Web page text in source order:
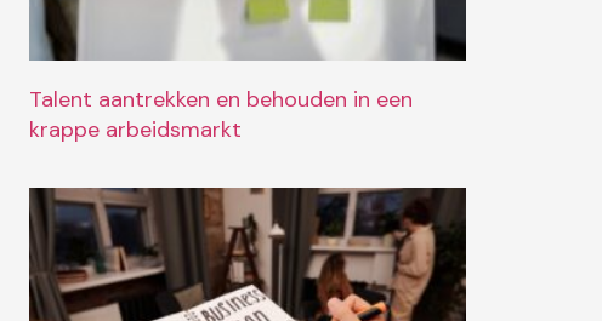
Talent aantrekken en behouden in een
krappe arbeidsmarkt